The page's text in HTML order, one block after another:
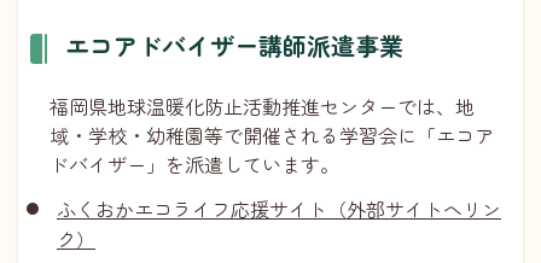
エコアドバイザー講師派遣事業
福岡県地球温暖化防止活動推進センターでは、地
域・学校・幼稚園等で開催される学習会に「エコア
ドバイザー」を派遣しています。
ふくおかエコライフ応援サイト（外部サイトへリン
ク）